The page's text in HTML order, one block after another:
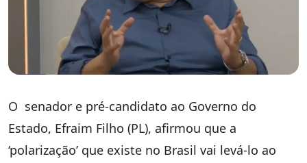
O senador e pré-candidato ao Governo do
Estado, Efraim Filho (PL), afirmou que a
‘polarização’ que existe no Brasil vai levá-lo ao